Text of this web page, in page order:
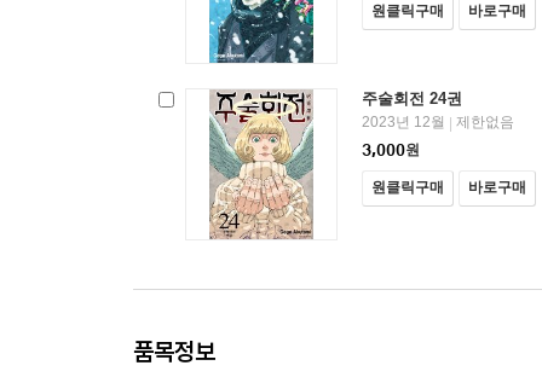
원클릭구매 바로구매
주술회전 24권
2023년 12월 | 제한없음
3,000원
원클릭구매 바로구매
품목정보